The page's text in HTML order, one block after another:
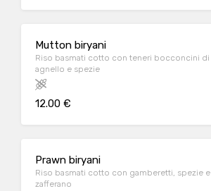
Mutton biryani
Riso basmati cotto con teneri bocconcini di
agnello e spezie
12.00 €
Prawn biryani
Riso basmati cotto con gamberetti, spezie e
zafferano